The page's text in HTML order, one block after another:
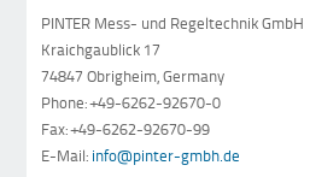
PINTER Mess- und Regeltechnik GmbH
Kraichgaublick 17
74847 Obrigheim, Germany
Phone: +49-6262-92670-0
Fax: +49-6262-92670-99
E-Mail: info@pinter-gmbh.de